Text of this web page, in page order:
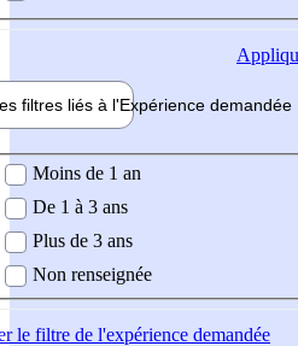
filtres liés à l'Expérience demandée
demandée
Moins de 1 an
De 1 à 3 ans
Plus de 3 ans
Non renseignée
le filtre de l'expérience demandée